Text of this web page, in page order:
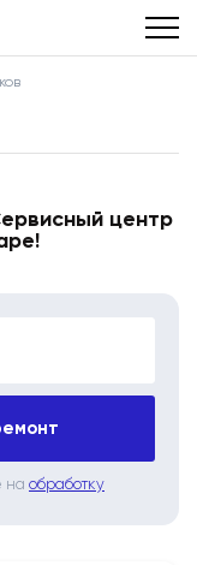
центр
на обработку